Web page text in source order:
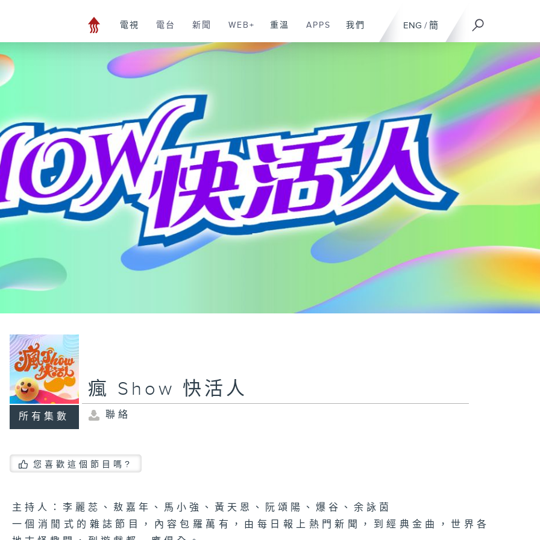
ENG / 簡
電視 電台 新聞 WEB+ 重溫 APPS 我們
所有集數
瘋 Show 快活人
聯絡
您喜歡這個節目嗎?
主持人：李麗蕊、敖嘉年、馬小強、黃天恩、阮頌陽、爆谷、余詠茵
一個消閒式的雜誌節目，內容包羅萬有，由每日報上熱門新聞，到經典金曲，世界各